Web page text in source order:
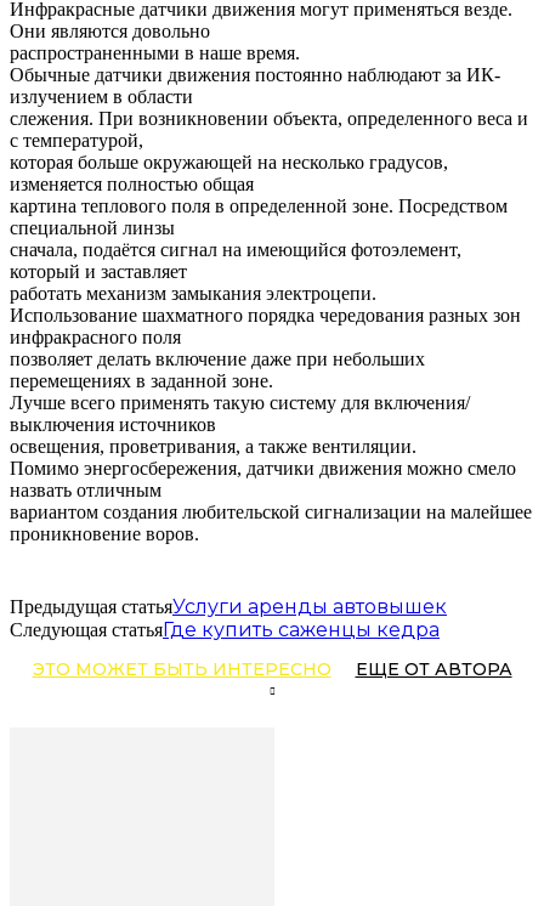
Инфракрасные датчики движения могут применяться везде.
Они являются довольно
распространенными в наше время.
Обычные датчики движения постоянно наблюдают за ИК-
излучением в области
слежения. При возникновении объекта, определенного веса и
с температурой,
которая больше окружающей на несколько градусов,
изменяется полностью общая
картина теплового поля в определенной зоне. Посредством
специальной линзы
сначала, подаётся сигнал на имеющийся фотоэлемент,
который и заставляет
работать механизм замыкания электроцепи.
Использование шахматного порядка чередования разных зон
инфракрасного поля
позволяет делать включение даже при небольших
перемещениях в заданной зоне.
Лучше всего применять такую систему для включения/
выключения источников
освещения, проветривания, а также вентиляции.
Помимо энергосбережения, датчики движения можно смело
назвать отличным
вариантом создания любительской сигнализации на малейшее
проникновение воров.
Предыдущая статьяУслуги аренды автовышек
Следующая статьяГде купить саженцы кедра
ЭТО МОЖЕТ БЫТЬ ИНТЕРЕСНО ЕЩЕ ОТ АВТОРА